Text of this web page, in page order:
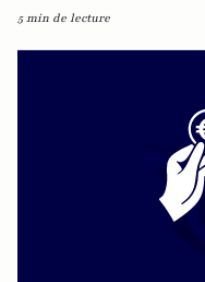
5 min de lecture